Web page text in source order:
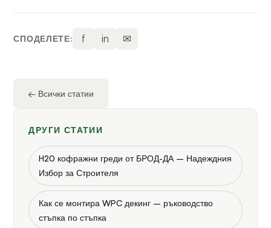
СПОДЕЛЕТЕ: f in ✉
← Всички статии
ДРУГИ СТАТИИ
H20 кофражни греди от БРОД-ДА – Надеждния
Избор за Строителя
Как се монтира WPC декинг – ръководство
стъпка по стъпка